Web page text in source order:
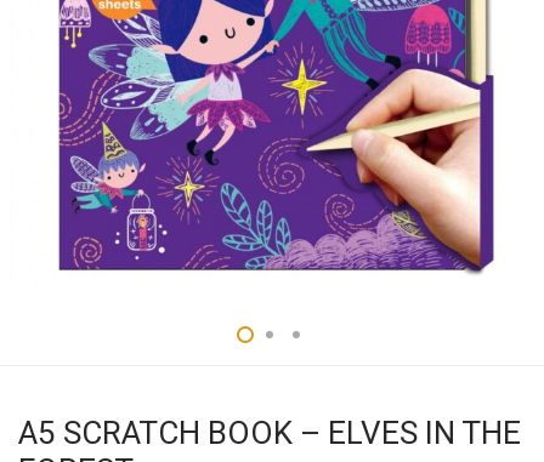
A5 SCRATCH BOOK – ELVES IN THE